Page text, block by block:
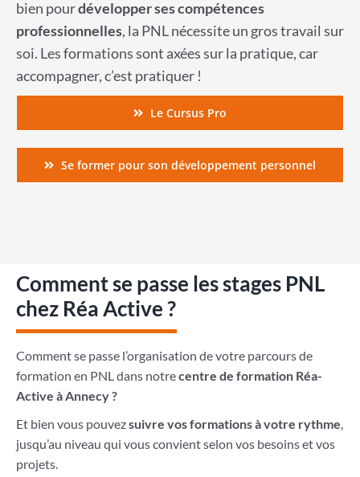
bien pourdévelopper ses compétences
professionnelles, la PNL nécessite un gros travail sur
soi. Les formations sont axées sur la pratique, car
accompagner, c’est pratiquer !
Le Cursus Pro
Se former pour son développement personnel
Comment se passe les stages PNL
chez Réa Active ?
Comment se passe l’organisation de votre parcours de
formation en PNL dans notrecentre de formation Réa-
Active à Annecy ?
Et bien vous pouvezsuivre vos formations à votre rythme,
jusqu’au niveau qui vous convient selon vos besoins et vos
projets.